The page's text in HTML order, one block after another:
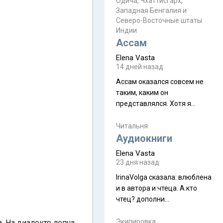
Пока
знакомых вот так увели
аккаунты
Западная Бенгалия и
Северо-Восточные штаты
Индии
Ассам
Elena Vasta
14 дней назад
Ассам оказался совсем не
таким, каким он
представлялся. Хотя я
краешек, но все же схватила
ауру штата, как-то он меня
природа, мягкие
такая как бы переходная
ступень между привычной
нам Индией и остальными
Читальня
Аудиокниги
Elena Vasta
23 дня назад
IrinaVolga сказалa: влюблена
и в автора и чтеца. А кто
чтец? дополни